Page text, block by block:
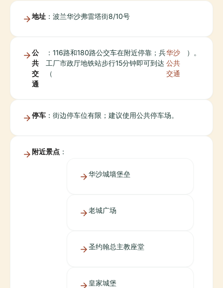
地址 ：波兰华沙弗雷塔街8/10号
公
共
交
通
：116路和180路公交车在附近停靠；兵
工厂市政厅地铁站步行15分钟即可到达
（
华沙
公共
交通
）。
停车 ：街边停车位有限；建议使用公共停车场。
附近景点 ：
华沙城墙堡垒
老城广场
圣约翰总主教座堂
皇家城堡